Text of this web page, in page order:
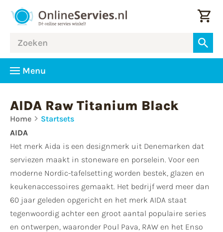
Menu
AIDA Raw Titanium Black
Home
Startsets
AIDA
Het merk Aida is een designmerk uit Denemarken dat
serviezen maakt in stoneware en porselein. Voor een
moderne Nordic-tafelsetting worden bestek, glazen en
keukenaccessoires gemaakt. Het bedrijf werd meer dan
60 jaar geleden opgericht en het merk AIDA staat
tegenwoordig achter een groot aantal populaire series
en ontwerpen, waaronder Poul Pava, RAW en het Enso